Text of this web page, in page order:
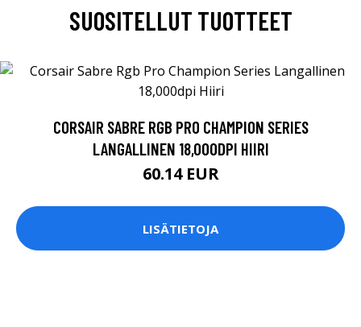
SUOSITELLUT TUOTTEET
CORSAIR SABRE RGB PRO CHAMPION SERIES
LANGALLINEN 18,000DPI HIIRI
60.14 EUR
LISÄTIETOJA